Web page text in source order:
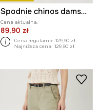
Spodnie chinos damskie bawełniane z elastanem
Cena aktualna:
89,90 zł
Cena regularna: 129,90 zł
Najniższa cena: 129,90 zł